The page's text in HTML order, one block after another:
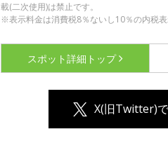
載(二次使用)は禁止です。
※表示料金は消費税8％ないし10％の内税表
スポット詳細 トップ
X(旧Twitter)